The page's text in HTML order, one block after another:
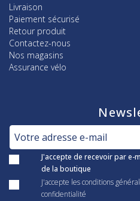
Livraison
Paiement sécurisé
Retour produit
Contactez-nous
Nos magasins
Assurance vélo
J'accepte de recevoir par e-
de la boutique
J'accepte les conditions
confidentialité